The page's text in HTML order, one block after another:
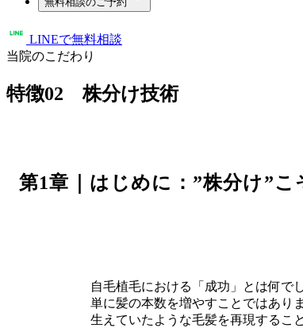
LINEで無料相談
当院のこだわり
特徴02 株分け技術
第1章｜はじめに：”株分け”
自毛植毛における「成功」とは何で
単に髪の本数を増やすことではあり
生えていたような毛髪を再現するこ